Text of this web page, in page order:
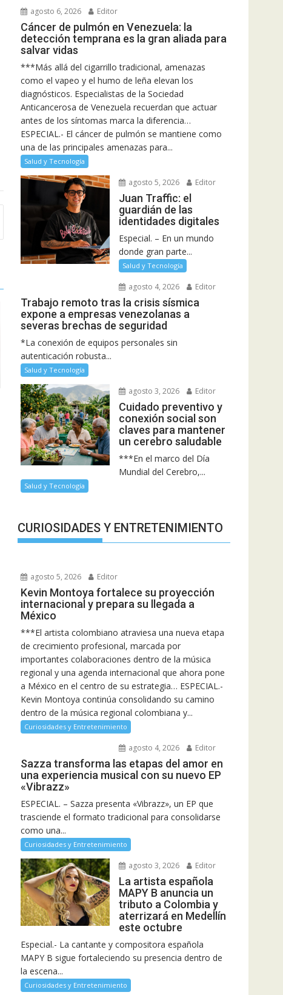
agosto 6, 2026 Editor
Cáncer de pulmón en Venezuela: la
detección temprana es la gran aliada para
salvar vidas
***Más allá del cigarrillo tradicional, amenazas
como el vapeo y el humo de leña elevan los
diagnósticos. Especialistas de la Sociedad
Anticancerosa de Venezuela recuerdan que actuar
antes de los síntomas marca la diferencia…
ESPECIAL.- El cáncer de pulmón se mantiene como
una de las principales amenazas para...
Salud y Tecnología
agosto 5, 2026 Editor
Juan Traffic: el
guardián de las
identidades digitales
Especial. – En un mundo
donde gran parte...
Salud y Tecnología
agosto 4, 2026 Editor
Trabajo remoto tras la crisis sísmica
expone a empresas venezolanas a
severas brechas de seguridad
*La conexión de equipos personales sin
autenticación robusta...
Salud y Tecnología
agosto 3, 2026 Editor
Cuidado preventivo y
conexión social son
claves para mantener
un cerebro saludable
***En el marco del Día
Mundial del Cerebro,...
Salud y Tecnología
CURIOSIDADES Y ENTRETENIMIENTO
agosto 5, 2026 Editor
Kevin Montoya fortalece su proyección
internacional y prepara su llegada a
México
***El artista colombiano atraviesa una nueva etapa
de crecimiento profesional, marcada por
importantes colaboraciones dentro de la música
regional y una agenda internacional que ahora pone
a México en el centro de su estrategia… ESPECIAL.-
Kevin Montoya continúa consolidando su camino
dentro de la música regional colombiana y...
Curiosidades y Entretenimiento
agosto 4, 2026 Editor
Sazza transforma las etapas del amor en
una experiencia musical con su nuevo EP
«Vibrazz»
ESPECIAL. – Sazza presenta «Vibrazz», un EP que
trasciende el formato tradicional para consolidarse
como una...
Curiosidades y Entretenimiento
agosto 3, 2026 Editor
La artista española
MAPY B anuncia un
tributo a Colombia y
aterrizará en Medellín
este octubre
Especial.- La cantante y compositora española
MAPY B sigue fortaleciendo su presencia dentro de
la escena...
Curiosidades y Entretenimiento